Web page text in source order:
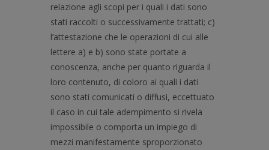
relazione agli scopi per i quali i dati sono
stati raccolti o successivamente trattati; c)
l’attestazione che le operazioni di cui alle
lettere a) e b) sono state portate a
conoscenza, anche per quanto riguarda il
loro contenuto, di coloro ai quali i dati
sono stati comunicati o diffusi, eccettuato
il caso in cui tale adempimento si rivela
impossibile o comporta un impiego di
mezzi manifestamente sproporzionato